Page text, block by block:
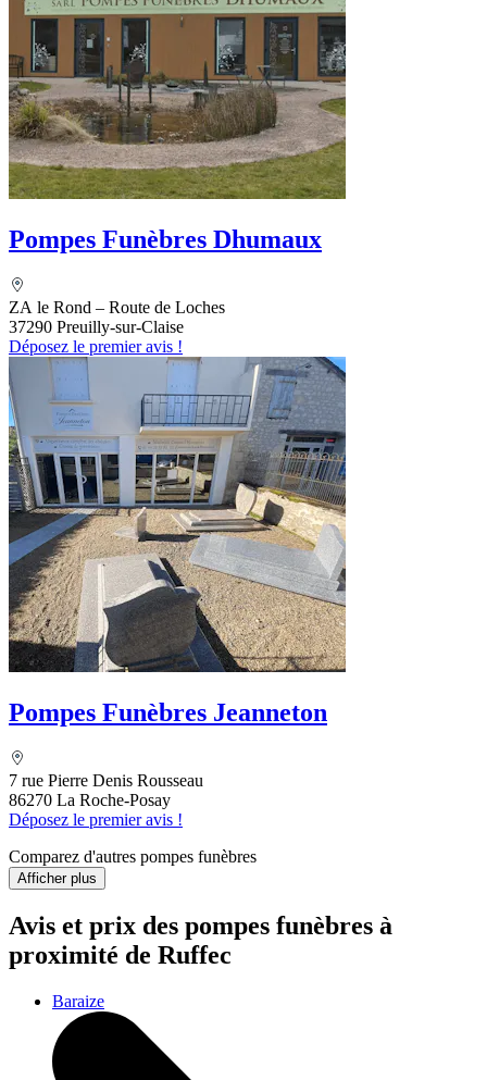
Pompes Funèbres Dhumaux
ZA le Rond – Route de Loches
37290 Preuilly-sur-Claise
Déposez le premier avis !
Pompes Funèbres Jeanneton
7 rue Pierre Denis Rousseau
86270 La Roche-Posay
Déposez le premier avis !
Comparez d'autres pompes funèbres
Afficher plus
Avis et prix des pompes funèbres à
proximité de Ruffec
Baraize